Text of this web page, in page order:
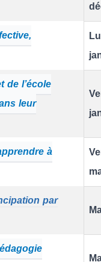
de l’école
leur
à
par